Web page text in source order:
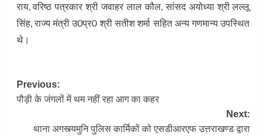
राय, वरिष्ठ पत्रकार श्री जवाहर लाल कौल, सांसद अयोध्या श्री लल्लू
सिंह, राज्य मंत्री उ0प्र0 श्री सतीश शर्मा सहित अन्य गणमान्य उपस्थित
थे।
Post
navigation
Previous:
पौड़ी के जंगलों में थम नहीं रहा आग का कहर
Next:
थाना अगस्त्यमुनि पुलिस कार्मिकों को एसडीआरएफ उत्तराखण्ड द्वारा